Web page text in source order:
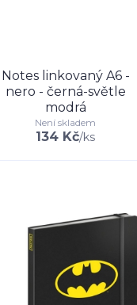
Notes linkovaný A6 -
nero - černá-světle
modrá
134 Kč/ks
Není skladem